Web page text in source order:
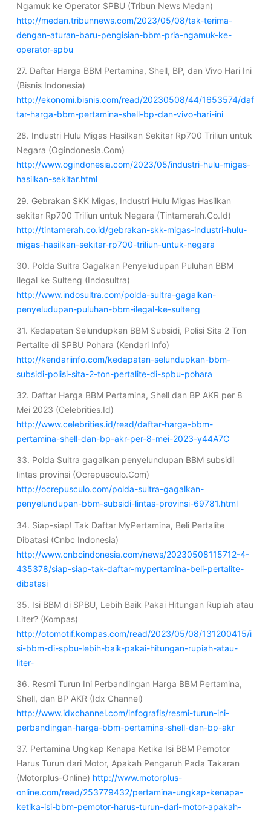
Ngamuk ke Operator SPBU (Tribun News Medan)
http://medan.tribunnews.com/2023/05/08/tak-terima-
dengan-aturan-baru-pengisian-bbm-pria-ngamuk-ke-
operator-spbu
27. Daftar Harga BBM Pertamina, Shell, BP, dan Vivo Hari Ini
(Bisnis Indonesia)
http://ekonomi.bisnis.com/read/20230508/44/1653574/daf
tar-harga-bbm-pertamina-shell-bp-dan-vivo-hari-ini
28. Industri Hulu Migas Hasilkan Sekitar Rp700 Triliun untuk
Negara (Ogindonesia.Com)
http://www.ogindonesia.com/2023/05/industri-hulu-migas-
hasilkan-sekitar.html
29. Gebrakan SKK Migas, Industri Hulu Migas Hasilkan
sekitar Rp700 Triliun untuk Negara (Tintamerah.Co.Id)
http://tintamerah.co.id/gebrakan-skk-migas-industri-hulu-
migas-hasilkan-sekitar-rp700-triliun-untuk-negara
30. Polda Sultra Gagalkan Penyeludupan Puluhan BBM
Ilegal ke Sulteng (Indosultra)
http://www.indosultra.com/polda-sultra-gagalkan-
penyeludupan-puluhan-bbm-ilegal-ke-sulteng
31. Kedapatan Selundupkan BBM Subsidi, Polisi Sita 2 Ton
Pertalite di SPBU Pohara (Kendari Info)
http://kendariinfo.com/kedapatan-selundupkan-bbm-
subsidi-polisi-sita-2-ton-pertalite-di-spbu-pohara
32. Daftar Harga BBM Pertamina, Shell dan BP AKR per 8
Mei 2023 (Celebrities.Id)
http://www.celebrities.id/read/daftar-harga-bbm-
pertamina-shell-dan-bp-akr-per-8-mei-2023-y44A7C
33. Polda Sultra gagalkan penyelundupan BBM subsidi
lintas provinsi (Ocrepusculo.Com)
http://ocrepusculo.com/polda-sultra-gagalkan-
penyelundupan-bbm-subsidi-lintas-provinsi-69781.html
34. Siap-siap! Tak Daftar MyPertamina, Beli Pertalite
Dibatasi (Cnbc Indonesia)
http://www.cnbcindonesia.com/news/20230508115712-4-
435378/siap-siap-tak-daftar-mypertamina-beli-pertalite-
dibatasi
35. Isi BBM di SPBU, Lebih Baik Pakai Hitungan Rupiah atau
Liter? (Kompas)
http://otomotif.kompas.com/read/2023/05/08/131200415/i
si-bbm-di-spbu-lebih-baik-pakai-hitungan-rupiah-atau-
liter-
36. Resmi Turun Ini Perbandingan Harga BBM Pertamina,
Shell, dan BP AKR (Idx Channel)
http://www.idxchannel.com/infografis/resmi-turun-ini-
perbandingan-harga-bbm-pertamina-shell-dan-bp-akr
37. Pertamina Ungkap Kenapa Ketika Isi BBM Pemotor
Harus Turun dari Motor, Apakah Pengaruh Pada Takaran
(Motorplus-Online) http://www.motorplus-
online.com/read/253779432/pertamina-ungkap-kenapa-
ketika-isi-bbm-pemotor-harus-turun-dari-motor-apakah-